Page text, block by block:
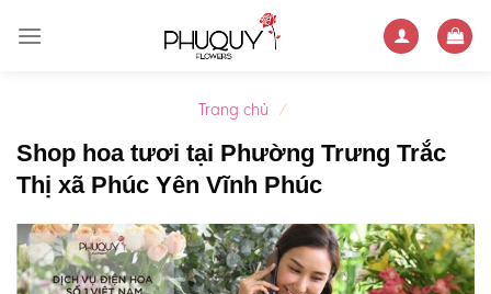
Trang chủ /
Shop hoa tươi tại Phường Trưng Trắc
Thị xã Phúc Yên Vĩnh Phúc